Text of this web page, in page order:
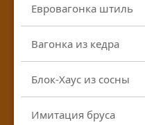
Евровагонка штиль
Вагонка из кедра
Блок-Хаус из сосны
Имитация бруса